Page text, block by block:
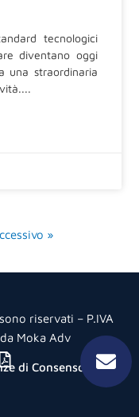
tecnologici
diventano oggi
una straordinaria
»
riservati – P.IVA
Moka Adv
di Consenso